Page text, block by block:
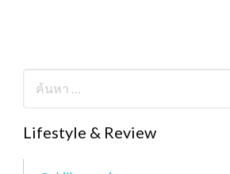
Lifestyle & Review